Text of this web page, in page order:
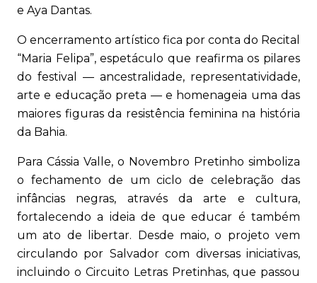
e Aya Dantas.
O encerramento artístico fica por conta do Recital
“Maria Felipa”, espetáculo que reafirma os pilares
do festival — ancestralidade, representatividade,
arte e educação preta — e homenageia uma das
maiores figuras da resistência feminina na história
da Bahia.
Para Cássia Valle, o Novembro Pretinho simboliza
o fechamento de um ciclo de celebração das
infâncias negras, através da arte e cultura,
fortalecendo a ideia de que educar é também
um ato de libertar. Desde maio, o projeto vem
circulando por Salvador com diversas iniciativas,
incluindo o Circuito Letras Pretinhas, que passou